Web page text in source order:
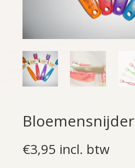
Bloemensnijder
€3,95 incl. btw